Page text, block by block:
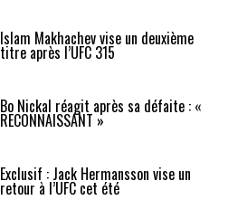
Islam Makhachev vise un deuxième
titre après l’UFC 315
Bo Nickal réagit après sa défaite : «
RECONNAISSANT »
Exclusif : Jack Hermansson vise un
retour à l’UFC cet été